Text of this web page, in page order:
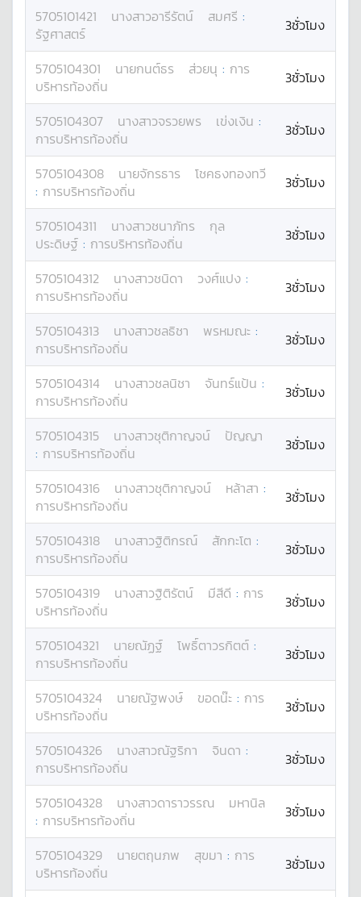
5705101421 นางสาวอารีรัตน์ สมศรี :
รัฐศาสตร์
3ชั่วโมง
5705104301 นายกนต์ธร ส่วยนุ : การ
บริหารท้องถิ่น
3ชั่วโมง
5705104307 นางสาวจรวยพร เข่งเงิน :
การบริหารท้องถิ่น
3ชั่วโมง
5705104308 นายจักรธาร
โชคธงทองทวี
: การบริหารท้องถิ่น 3ชั่วโมง
5705104311 นางสาวชนาภัทร
กุล
ประดิษฐ์ : การบริหารท้องถิ่น 3ชั่วโมง
5705104312 นางสาวชนิดา วงศ์แปง :
การบริหารท้องถิ่น
3ชั่วโมง
5705104313 นางสาวชลธิชา พรหมณะ :
การบริหารท้องถิ่น
3ชั่วโมง
5705104314 นางสาวชลนิชา จันทร์แป้น :
การบริหารท้องถิ่น
3ชั่วโมง
5705104315 นางสาวชุติกาญจน์
ปัญญา
: การบริหารท้องถิ่น 3ชั่วโมง
5705104316 นางสาวชุติกาญจน์ หล้าสา :
การบริหารท้องถิ่น
3ชั่วโมง
5705104318 นางสาวฐิติกรณ์ สักกะโต :
การบริหารท้องถิ่น
3ชั่วโมง
5705104319 นางสาวฐิติรัตน์ มีสีดี : การ
บริหารท้องถิ่น
3ชั่วโมง
5705104321 นายณัฏฐ์ โพธิ์ตาวรกิตต์ :
การบริหารท้องถิ่น
3ชั่วโมง
5705104324 นายณัฐพงษ์ ขอดน๊ะ : การ
บริหารท้องถิ่น
3ชั่วโมง
5705104326 นางสาวณัฐริกา จินดา :
การบริหารท้องถิ่น
3ชั่วโมง
5705104328 นางสาวดาราวรรณ
มหานิล
: การบริหารท้องถิ่น 3ชั่วโมง
5705104329 นายตฤนภพ สุขมา : การ
บริหารท้องถิ่น
3ชั่วโมง